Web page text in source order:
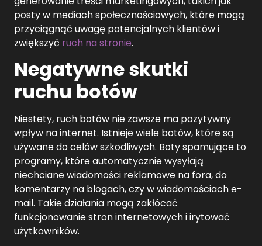
posty w mediach społecznościowych, które mogą
przyciągnąć uwagę potencjalnych klientów i
zwiększyć ruch na stronie.
Negatywne skutki
ruchu botów
Niestety, ruch botów nie zawsze ma pozytywny
wpływ na internet. Istnieje wiele botów, które są
używane do celów szkodliwych. Boty spamujące to
programy, które automatycznie wysyłają
niechciane wiadomości reklamowe na fora, do
komentarzy na blogach, czy w wiadomościach e-
mail. Takie działania mogą zakłócać
funkcjonowanie stron internetowych i irytować
użytkowników.